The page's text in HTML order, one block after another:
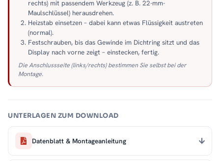
rechts) mit passendem Werkzeug (z. B. 22-mm-
Maulschlüssel) herausdrehen.
Heizstab einsetzen – dabei kann etwas Flüssigkeit austreten
(normal).
Festschrauben, bis das Gewinde im Dichtring sitzt und das
Display nach vorne zeigt – einstecken, fertig.
Die Anschlussseite (links/rechts) bestimmen Sie selbst bei der
Montage.
UNTERLAGEN ZUM DOWNLOAD
Datenblatt & Montageanleitung